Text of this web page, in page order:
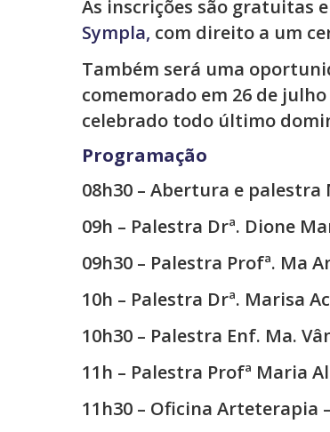
As inscrições são gratuitas
Sympla, com direito a um
Também será uma
comemorado em 26 de
celebrado todo último
Programação
08h30 – Abertura e palestra
09h – Palestra Drª. Dione
09h30 – Palestra Profª. Ma
10h – Palestra Drª. Marisa
10h30 – Palestra Enf. Ma.
11h – Palestra Profª Maria
11h30 – Oficina Arteterapia